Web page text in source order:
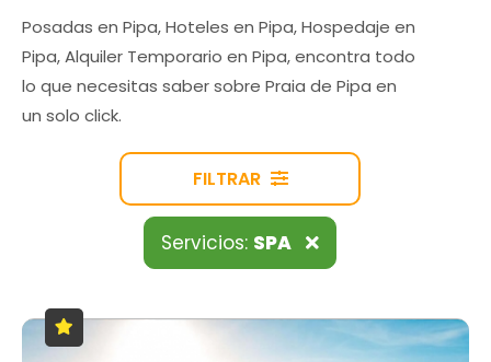
Posadas en Pipa, Hoteles en Pipa, Hospedaje en
Pipa, Alquiler Temporario en Pipa, encontra todo
lo que necesitas saber sobre Praia de Pipa en
un solo click.
FILTRAR
Servicios: SPA